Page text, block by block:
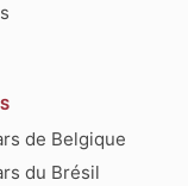
de Belgique
du Brésil